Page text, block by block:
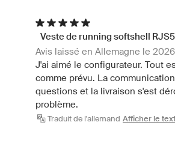
Veste de running softshell
Avis laissé en Allemagne le
J'ai aimé le configurateur. Tout
comme prévu. La
questions et la livraison s'est
problème.
Traduit de l'allemand Afficher le